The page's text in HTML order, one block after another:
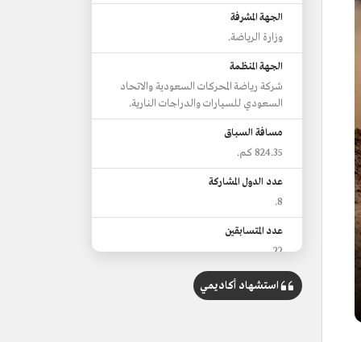
الجهة المشرفة
وزارة الرياضة.
الجهة المنظمة
شركة رياضة المحركات السعودية والاتحاد
السعودي للسيارات والدراجات النارية.
مسافة السباق
824.35 كم.
عدد الدول المشاركة
8.
عدد المتسابقين
22.
الفائز بالسباق
القطري ناصر العطية وملاحه الإسباني
استشهاد أكاديمي